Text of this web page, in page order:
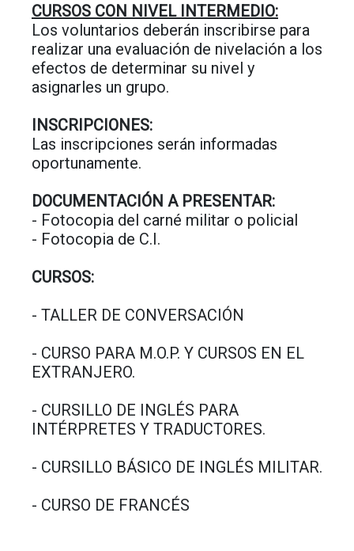
CURSOS CON NIVEL INTERMEDIO:
Los voluntarios deberán inscribirse para
realizar una evaluación de nivelación a los
efectos de determinar su nivel y
asignarles un grupo.
INSCRIPCIONES:
Las inscripciones serán informadas
oportunamente.
DOCUMENTACIÓN A PRESENTAR:
- Fotocopia del carné militar o policial
- Fotocopia de C.I.
CURSOS:
- TALLER DE CONVERSACIÓN
- CURSO PARA M.O.P. Y CURSOS EN EL
EXTRANJERO.
- CURSILLO DE INGLÉS PARA
INTÉRPRETES Y TRADUCTORES.
- CURSILLO BÁSICO DE INGLÉS MILITAR.
- CURSO DE FRANCÉS